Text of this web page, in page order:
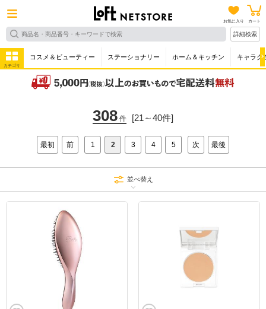
お気に入り カート
詳細検索
カテゴリ
コスメ＆ビューティー ステーショナリー ホーム＆キッチン キャラク
308 件 [21～40件]
最初 前 1 2 3 4 5 次 最後
並べ替え